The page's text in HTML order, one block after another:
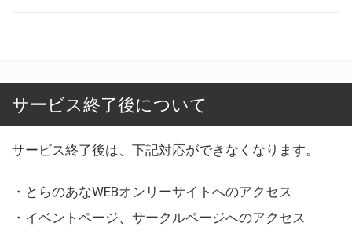
サービス終了後について
サービス終了後は、下記対応ができなくなります。
・とらのあなWEBオンリーサイトへのアクセス
・イベントページ、サークルページへのアクセス